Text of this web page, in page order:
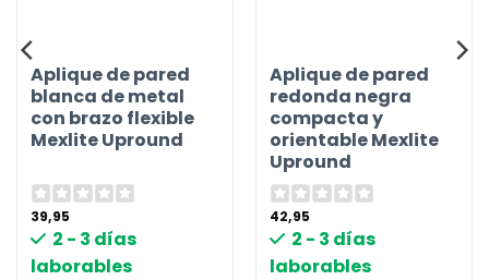
Aplique de pared
blanca de metal
con brazo flexible
Mexlite Upround
39,95
2 - 3 días
laborables
Aplique de pared
redonda negra
compacta y
orientable Mexlite
Upround
42,95
2 - 3 días
laborables